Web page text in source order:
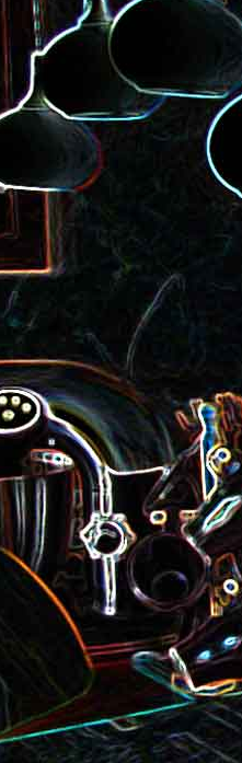
Pizza au camembert, au sirop
d'érable et aux noix
Salade de vermicelles de riz,
aux crevettes et au
pamplemousse